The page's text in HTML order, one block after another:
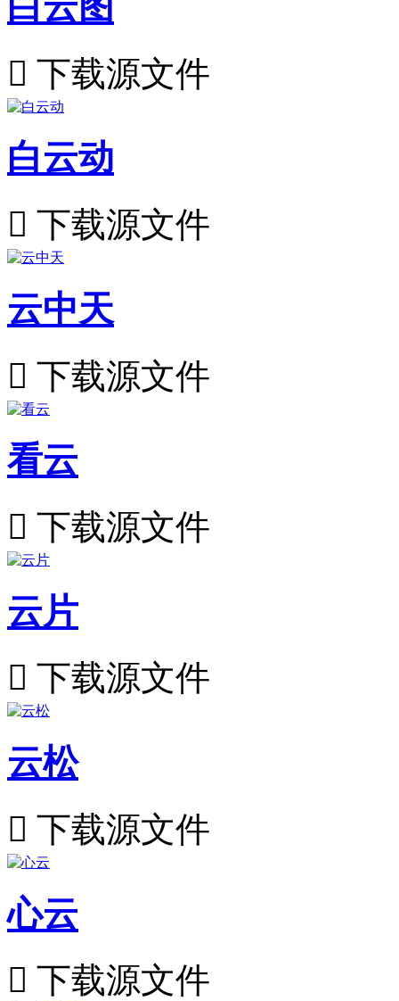
 下载源文件
白云动
 下载源文件
云中天
 下载源文件
看云
 下载源文件
云片
 下载源文件
云松
 下载源文件
心云
 下载源文件